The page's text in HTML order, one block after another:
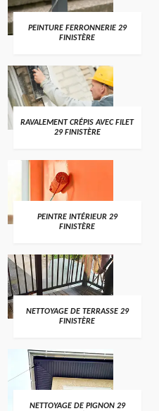
PEINTURE FERRONNERIE 29
FINISTÈRE
RAVALEMENT CRÉPIS AVEC FILET
29 FINISTÈRE
PEINTRE INTÉRIEUR 29
FINISTÈRE
NETTOYAGE DE TERRASSE 29
FINISTÈRE
NETTOYAGE DE PIGNON 29